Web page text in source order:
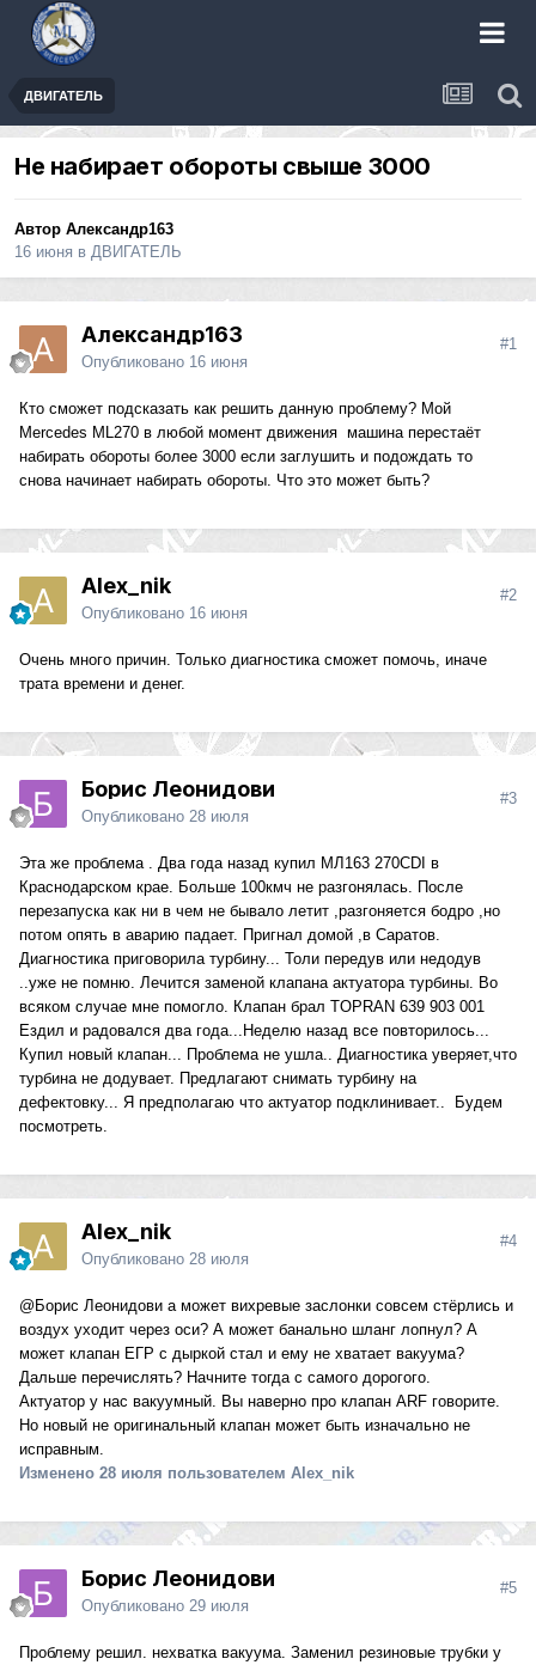
ДВИГАТЕЛЬ
Не набирает обороты свыше 3000
Автор Александр163
16 июня в ДВИГАТЕЛЬ
Александр163
Опубликовано 16 июня
#1
Кто сможет подсказать как решить данную проблему? Мой
Mercedes ML270 в любой момент движения машина перестаёт
набирать обороты более 3000 если заглушить и подождать то
снова начинает набирать обороты. Что это может быть?
Alex_nik
Опубликовано 16 июня
#2
Очень много причин. Только диагностика сможет помочь, иначе
трата времени и денег.
Борис Леонидови
Опубликовано 28 июля
#3
Эта же проблема . Два года назад купил МЛ163 270CDI в
Краснодарском крае. Больше 100кмч не разгонялась. После
перезапуска как ни в чем не бывало летит ,разгоняется бодро ,но
потом опять в аварию падает. Пригнал домой ,в Саратов.
Диагностика приговорила турбину... Толи передув или недодув
..уже не помню. Лечится заменой клапана актуатора турбины. Во
всяком случае мне помогло. Клапан брал TOPRAN 639 903 001
Ездил и радовался два года...Неделю назад все повторилось...
Купил новый клапан... Проблема не ушла.. Диагностика уверяет,что
турбина не додувает. Предлагают снимать турбину на
дефектовку... Я предполагаю что актуатор подклинивает.. Будем
посмотреть.
Alex_nik
Опубликовано 28 июля
#4
@Борис Леонидови а может вихревые заслонки совсем стёрлись и
воздух уходит через оси? А может банально шланг лопнул? А
может клапан ЕГР с дыркой стал и ему не хватает вакуума?
Дальше перечислять? Начните тогда с самого дорогого.
Актуатор у нас вакуумный. Вы наверно про клапан ARF говорите.
Но новый не оригинальный клапан может быть изначально не
исправным.
Изменено 28 июля пользователем Alex_nik
Борис Леонидови
Опубликовано 29 июля
#5
Проблему решил. нехватка вакуума. Заменил резиновые трубки у